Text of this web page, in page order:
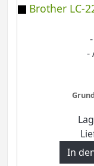
Brother LC-
-